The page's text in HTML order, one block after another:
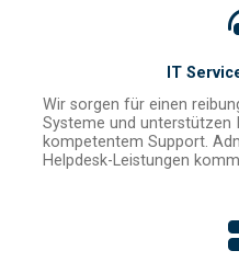
IT
Wir sorgen für einen
Systeme und unterstützen
kompetentem Support.
Helpdesk-Leistungen